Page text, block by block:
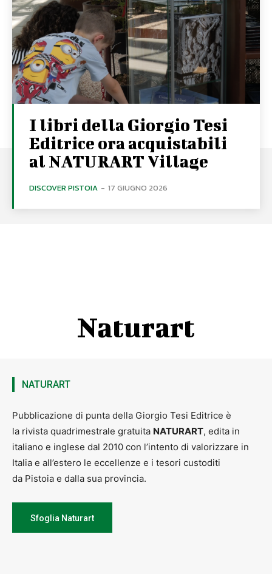
I libri della Giorgio Tesi
Editrice ora acquistabili
al NATURART Village
DISCOVER PISTOIA - 17 GIUGNO 2026
Naturart
NATURART
Pubblicazione di punta della Giorgio Tesi Editrice è
la rivista quadrimestrale gratuita NATURART, edita in
italiano e inglese dal 2010 con l’intento di valorizzare in
Italia e all’estero le eccellenze e i tesori custoditi
da Pistoia e dalla sua provincia.
Sfoglia Naturart